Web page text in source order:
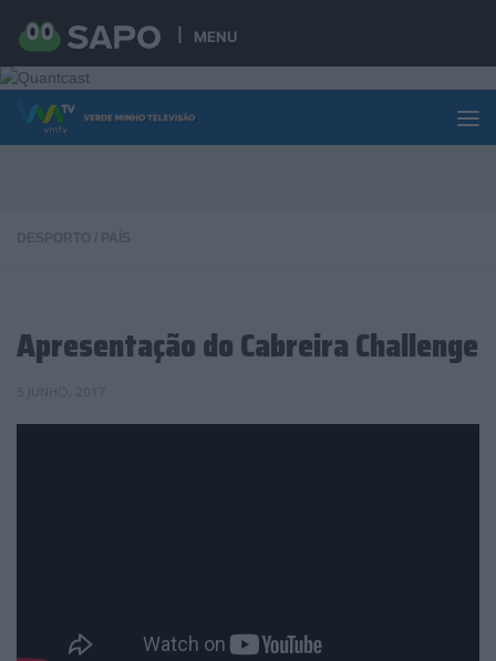
MENU
Skip to content
Apresentação do Cabreira Challenge